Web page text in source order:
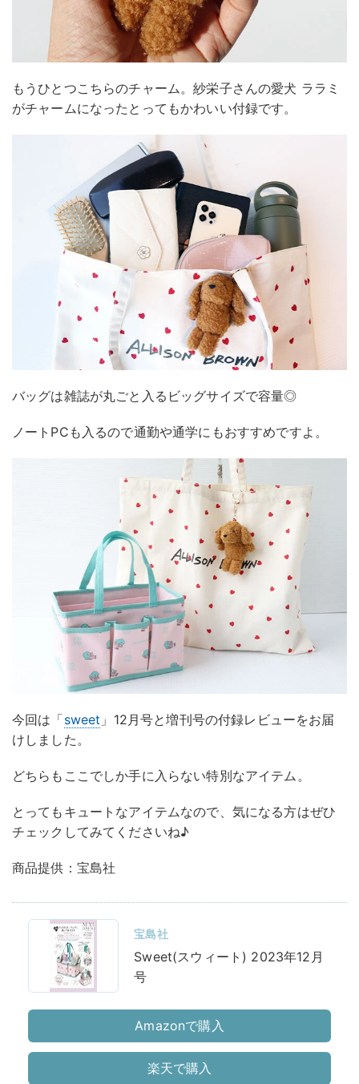
もうひとつこちらのチャーム。紗栄子さんの愛犬 ララミ
がチャームになったとってもかわいい付録です。
バッグは雑誌が丸ごと入るビッグサイズで容量◎
ノートPCも入るので通勤や通学にもおすすめですよ。
今回は「sweet 」12月号と増刊号の付録レビューをお届
けしました。
どちらもここでしか手に入らない特別なアイテム。
とってもキュートなアイテムなので、気になる方はぜひ
チェックしてみてくださいね♪
商品提供：宝島社
宝島社
Sweet(スウィート) 2023年12月
号
Amazonで購入
楽天で購入